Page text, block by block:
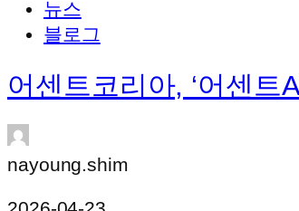
뉴스
블로그
어센트코리아, ‘어센
nayoung.shim